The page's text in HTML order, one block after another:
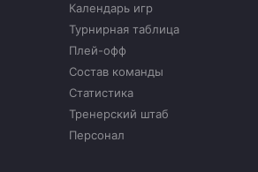
Календарь игр
Турнирная таблица
Плей-офф
Состав команды
Статистика
Тренерский штаб
Персонал